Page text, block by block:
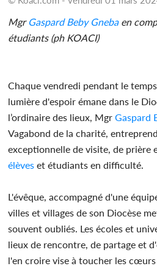
Mgr Gaspard Beby Gnebaen
étudiants (ph KOACI)
Chaque vendredi pendant le
lumière d'espoir émane dans le
l’ordinaire des lieux, MgrGaspard
Vagabond de la charité,
exceptionnelle de visite, de prière
élèves et étudiants en difficulté.
L'évêque, accompagné d'une
villes et villages de son Diocèse
souvent oubliés. Les écoles et
lieux de rencontre, de partage et
l'en croire vise à toucher les cœurs